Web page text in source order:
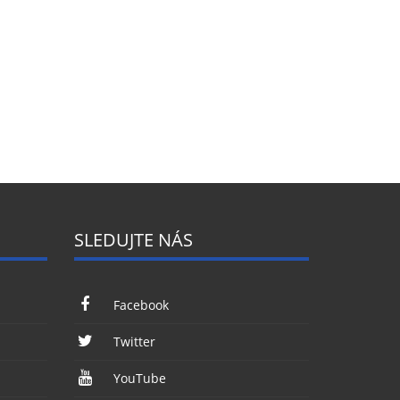
SLEDUJTE NÁS
Facebook
Twitter
YouTube